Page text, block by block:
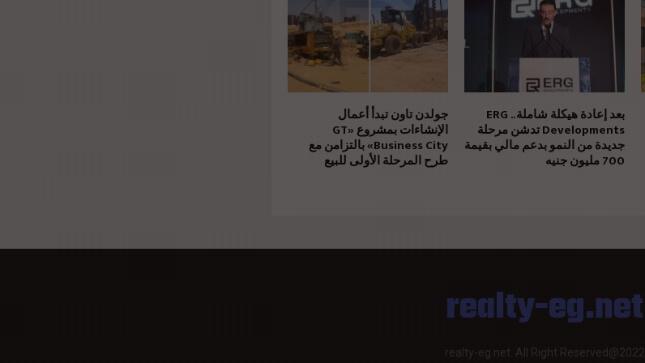
جولدن تاون تبدأ أعمال
الإنشاءات بمشروع «GT
Business City» بالتزامن مع
طرح المرحلة الأولى للبيع
بعد إعادة هيكلة شاملة.. ERG
Developments تدشن مرحلة
جديدة من النمو بدعم مالي بقيمة
700 مليون جنيه
realty-eg.net
realty-eg.net. All Right Reserved@2022